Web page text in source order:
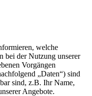
welche
bei der Nutzung unserer
Vorgängen
„Daten“) sind
sind, z.B. Ihr Name,
Angebote.